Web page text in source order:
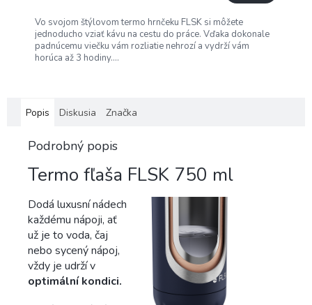
Vo svojom štýlovom termo hrnčeku FLSK si môžete
jednoducho vziať kávu na cestu do práce. Vďaka dokonale
padnúcemu viečku vám rozliatie nehrozí a vydrží vám
horúca až 3 hodiny....
Popis Diskusia Značka
Podrobný popis
Termo fľaša FLSK 750 ml
Dodá luxusní nádech
každému nápoji, ať
už je to voda, čaj
nebo sycený nápoj,
vždy je udrží v
optimální kondici.